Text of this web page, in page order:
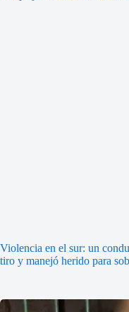
Violencia en el sur: un
tiro y manejó herido para